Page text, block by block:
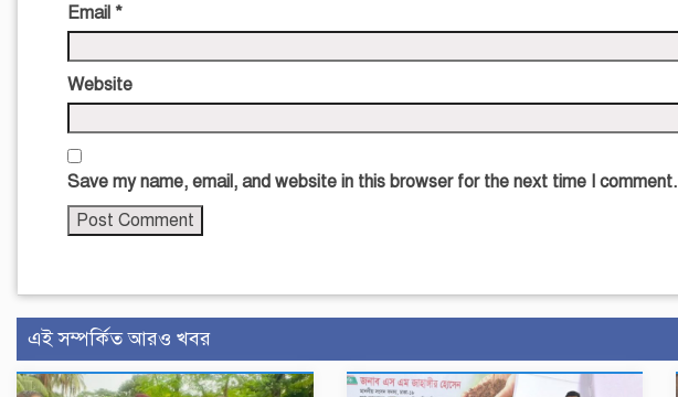
Email *
Website
Save my name, email, and website in this browser for the next time I comment.
এই সম্পর্কিত আরও খবর